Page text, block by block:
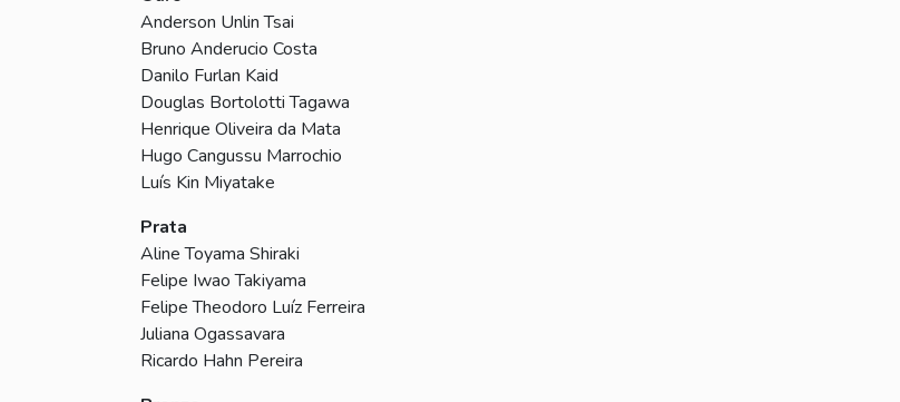
Anderson Unlin Tsai
Bruno Anderucio Costa
Danilo Furlan Kaid
Douglas Bortolotti Tagawa
Henrique Oliveira da Mata
Hugo Cangussu Marrochio
Luís Kin Miyatake
Prata
Aline Toyama Shiraki
Felipe Iwao Takiyama
Felipe Theodoro Luíz Ferreira
Juliana Ogassavara
Ricardo Hahn Pereira